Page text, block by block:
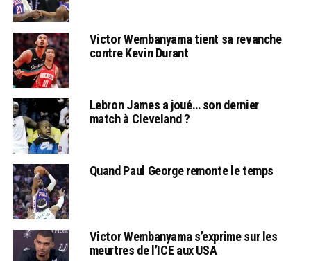
Victor Wembanyama tient sa revanche
contre Kevin Durant
Lebron James a joué… son dernier
match à Cleveland ?
Quand Paul George remonte le temps
Victor Wembanyama s’exprime sur les
meurtres de l’ICE aux USA